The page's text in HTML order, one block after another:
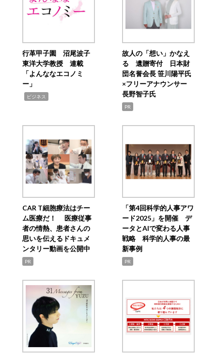
行革甲子園 沼尾波子
東洋大学教授 連載
「よんななエコノミ
ー」
ビジネス
故人の「想い」かなえ
る 遺贈寄付 日本財
団名誉会長 笹川陽平氏
×フリーアナウンサー
長野智子氏
PR
CAR T細胞療法はチー
ム医療だ！ 医療従事
者の情熱、患者さんの
思いを伝えるドキュメ
ンタリー動画を公開中
PR
「第4回科学的人事アワ
ード2025」を開催 デ
ータとAIで変わる人事
戦略 科学的人事の最
新事例
PR